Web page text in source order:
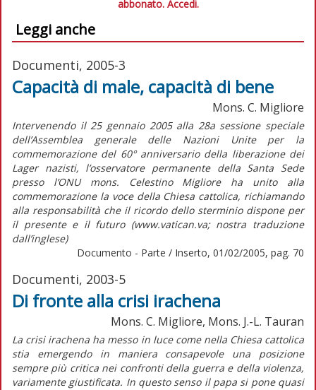
abbonato. Accedi.
Leggi anche
Documenti, 2005-3
Capacità di male, capacità di bene
Mons. C. Migliore
Intervenendo il 25 gennaio 2005 alla 28a sessione speciale
dell’Assemblea generale delle Nazioni Unite per la
commemorazione del 60° anniversario della liberazione dei
Lager nazisti, l’osservatore permanente della Santa Sede
presso l’ONU mons. Celestino Migliore ha unito alla
commemorazione la voce della Chiesa cattolica, richiamando
alla responsabilità che il ricordo dello sterminio dispone per
il presente e il futuro (www.vatican.va; nostra traduzione
dall’inglese)
Documento - Parte / Inserto, 01/02/2005, pag. 70
Documenti, 2003-5
Di fronte alla crisi irachena
Mons. C. Migliore, Mons. J.-L. Tauran
La crisi irachena ha messo in luce come nella Chiesa cattolica
stia emergendo in maniera consapevole una posizione
sempre più critica nei confronti della guerra e della violenza,
variamente giustificata. In questo senso il papa si pone quasi